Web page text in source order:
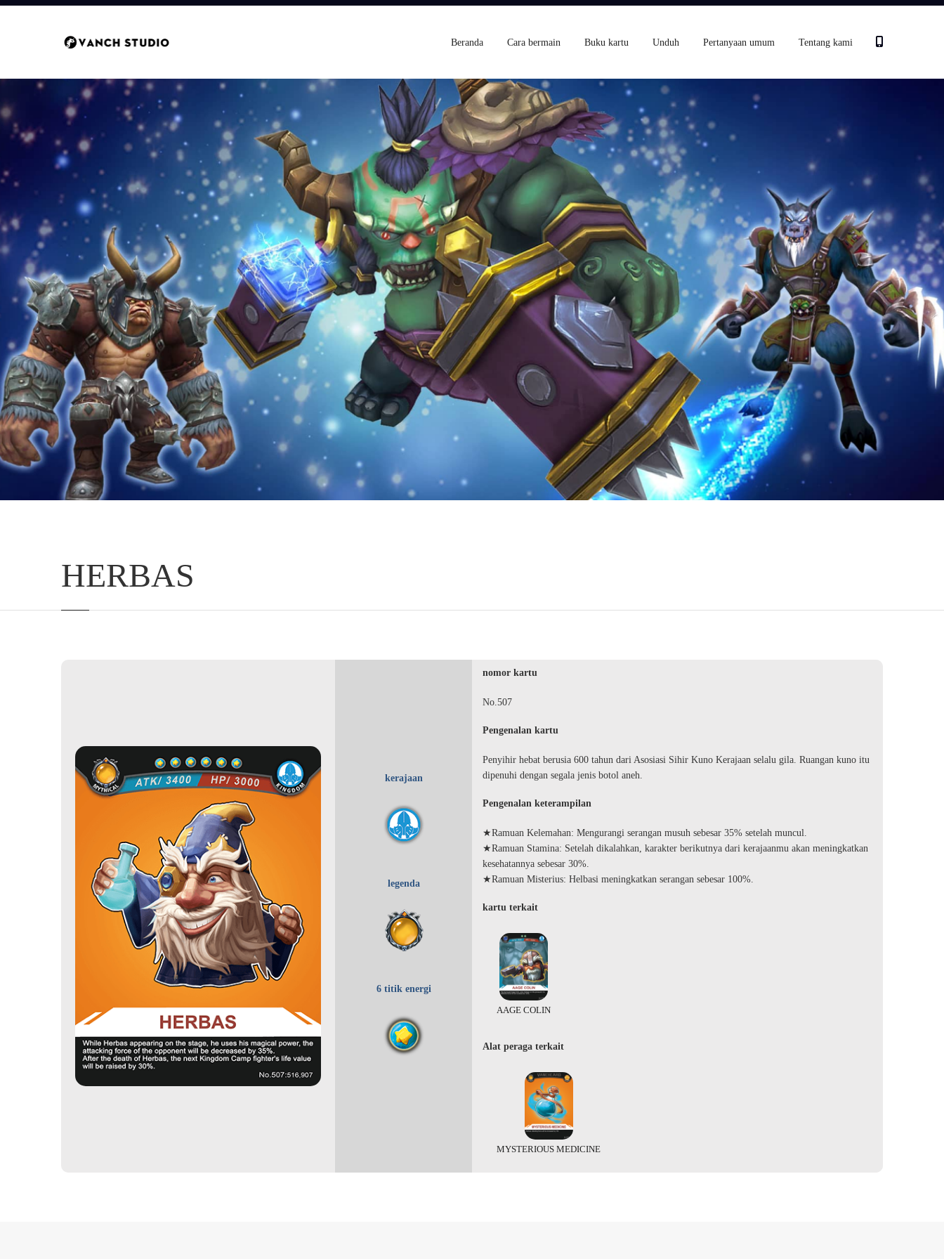
Beranda Cara bermain Buku kartu Unduh Pertanyaan umum Tentang kami
HERBAS
kerajaan
legenda
6 titik energi
nomor kartu
No.507
Pengenalan kartu
Penyihir hebat berusia 600 tahun dari Asosiasi Sihir Kuno Kerajaan selalu gila. Ruangan kuno itu
dipenuhi dengan segala jenis botol aneh.
Pengenalan keterampilan
★Ramuan Kelemahan: Mengurangi serangan musuh sebesar 35% setelah muncul.
★Ramuan Stamina: Setelah dikalahkan, karakter berikutnya dari kerajaanmu akan meningkatkan
kesehatannya sebesar 30%.
★Ramuan Misterius: Helbasi meningkatkan serangan sebesar 100%.
kartu terkait
AAGE COLIN
Alat peraga terkait
MYSTERIOUS MEDICINE